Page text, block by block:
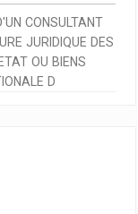
CONSULTANT
JURIDIQUE DES
OU BIENS
D